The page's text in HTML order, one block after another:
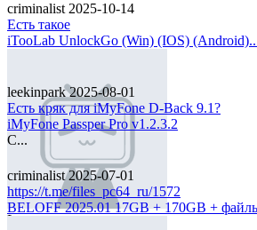
criminalist 2025-10-14
Есть такое
iTooLab UnlockGo (Win) (IOS)
L...
leekinpark 2025-08-01
Есть кряк для iMyFone D-Back 9.1?
iMyFone Passper Pro v1.2.3.2
C...
criminalist 2025-07-01
https://t.me/files_pc64_ru/1572
BELOFF 2025.01 17GB + 170GB +